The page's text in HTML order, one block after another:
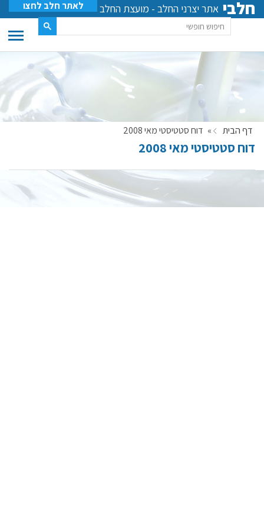
חלבי אתר יצרני החלב - מועצת החלב לאתר חלב לחצו
דף הבית » דוח סטטיסטי מאי 2008
דוח סטטיסטי מאי 2008